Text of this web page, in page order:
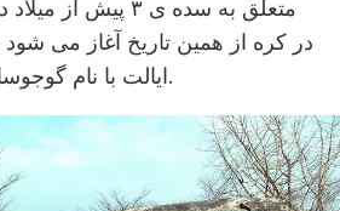
متعلق به سده ی ۳
در کره از همین تاریخ آغاز می شود
ایالت با نام گوجوسان نیز شکل می گیرد.